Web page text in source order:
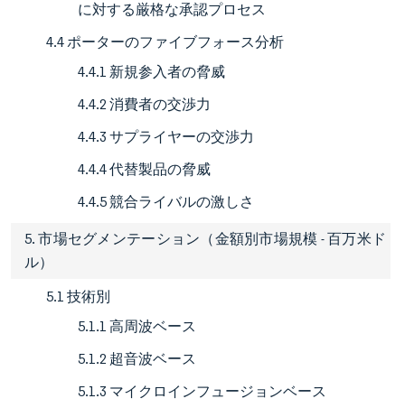
に対する厳格な承認プロセス
4.4 ポーターのファイブフォース分析
4.4.1 新規参入者の脅威
4.4.2 消費者の交渉力
4.4.3 サプライヤーの交渉力
4.4.4 代替製品の脅威
4.4.5 競合ライバルの激しさ
5. 市場セグメンテーション（金額別市場規模 - 百万米ド
ル）
5.1 技術別
5.1.1 高周波ベース
5.1.2 超音波ベース
5.1.3 マイクロインフュージョンベース